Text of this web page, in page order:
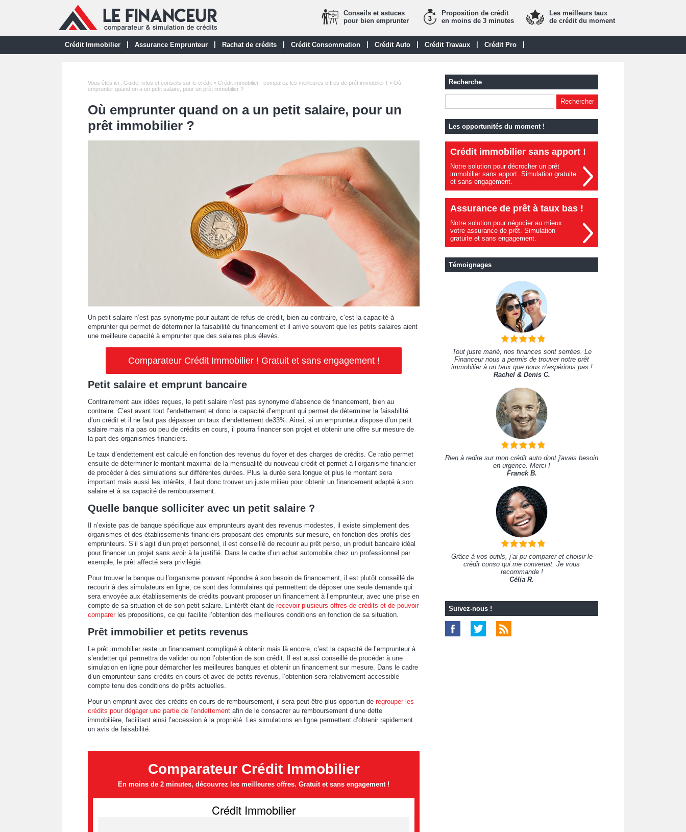
Les meilleurs taux
de crédit du moment
Conseils et astuces
pour bien emprunter
Proposition de crédit
en moins de 3 minutes
Crédit Immobilier Assurance Emprunteur Rachat de crédits Crédit Consommation Crédit Auto Crédit Travaux Crédit Pro
Vous êtes ici : Guide, infos et conseils sur le crédit > Crédit immobilier : comparez les meilleures offres de prêt immobilier ! > Où
emprunter quand on a un petit salaire, pour un prêt immobilier ?
Où emprunter quand on a un petit salaire, pour un
prêt immobilier ?
Un petit salaire n’est pas synonyme pour autant de refus de crédit, bien au contraire, c’est la capacité à
emprunter qui permet de déterminer la faisabilité du financement et il arrive souvent que les petits salaires aient
une meilleure capacité à emprunter que des salaires plus élevés.
Comparateur Crédit Immobilier ! Gratuit et sans engagement !
Petit salaire et emprunt bancaire
Contrairement aux idées reçues, le petit salaire n’est pas synonyme d’absence de financement, bien au
contraire. C’est avant tout l’endettement et donc la capacité d’emprunt qui permet de déterminer la faisabilité
d’un crédit et il ne faut pas dépasser un taux d’endettement de33%. Ainsi, si un emprunteur dispose d’un petit
salaire mais n’a pas ou peu de crédits en cours, il pourra financer son projet et obtenir une offre sur mesure de
la part des organismes financiers.
Le taux d’endettement est calculé en fonction des revenus du foyer et des charges de crédits. Ce ratio permet
ensuite de déterminer le montant maximal de la mensualité du nouveau crédit et permet à l’organisme financier
de procéder à des simulations sur différentes durées. Plus la durée sera longue et plus le montant sera
important mais aussi les intérêts, il faut donc trouver un juste milieu pour obtenir un financement adapté à son
salaire et à sa capacité de remboursement.
Quelle banque solliciter avec un petit salaire ?
Il n’existe pas de banque spécifique aux emprunteurs ayant des revenus modestes, il existe simplement des
organismes et des établissements financiers proposant des emprunts sur mesure, en fonction des profils des
emprunteurs. S’il s’agit d’un projet personnel, il est conseillé de recourir au prêt perso, un produit bancaire idéal
pour financer un projet sans avoir à la justifié. Dans le cadre d’un achat automobile chez un professionnel par
exemple, le prêt affecté sera privilégié.
Pour trouver la banque ou l’organisme pouvant répondre à son besoin de financement, il est plutôt conseillé de
recourir à des simulateurs en ligne, ce sont des formulaires qui permettent de déposer une seule demande qui
sera envoyée aux établissements de crédits pouvant proposer un financement à l’emprunteur, avec une prise en
compte de sa situation et de son petit salaire. L’intérêt étant de recevoir plusieurs offres de crédits et de pouvoir
comparerles propositions, ce qui facilite l’obtention des meilleures conditions en fonction de sa situation.
Prêt immobilier et petits revenus
Le prêt immobilier reste un financement compliqué à obtenir mais là encore, c’est la capacité de l’emprunteur à
s’endetter qui permettra de valider ou non l’obtention de son crédit. Il est aussi conseillé de procéder à une
simulation en ligne pour démarcher les meilleures banques et obtenir un financement sur mesure. Dans le cadre
d’un emprunteur sans crédits en cours et avec de petits revenus, l’obtention sera relativement accessible
compte tenu des conditions de prêts actuelles.
Pour un emprunt avec des crédits en cours de remboursement, il sera peut-être plus opportun de regrouper les
crédits pour dégager une partie de l’endettement afin de le consacrer au remboursement d’une dette
immobilière, facilitant ainsi l’accession à la propriété. Les simulations en ligne permettent d’obtenir rapidement
un avis de faisabilité.
Comparateur Crédit Immobilier
En moins de 2 minutes, découvrez les meilleures offres. Gratuit et sans engagement !
Recherche
Les opportunités du moment !
Crédit immobilier sans apport !
Notre solution pour décrocher un prêt
immobilier sans apport. Simulation gratuite
et sans engagement.
Assurance de prêt à taux bas !
Notre solution pour négocier au mieux
votre assurance de prêt. Simulation
gratuite et sans engagement.
Témoignages
Tout juste marié, nos finances sont serrées. Le
Financeur nous a permis de trouver notre prêt
immobilier à un taux que nous n’espérions pas !
Rachel & Denis C.
Rien à redire sur mon crédit auto dont j'avais besoin
en urgence. Merci !
Franck B.
Grâce à vos outils, j’ai pu comparer et choisir le
crédit conso qui me convenait. Je vous
recommande !
Célia R.
Suivez-nous !